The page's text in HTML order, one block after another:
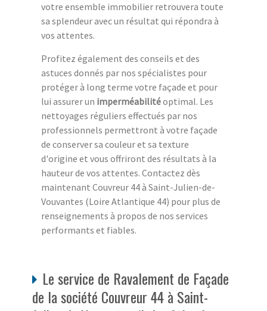
votre ensemble immobilier retrouvera toute
sa splendeur avec un résultat qui répondra à
vos attentes.
Profitez également des conseils et des
astuces donnés par nos spécialistes pour
protéger à long terme votre façade et pour
lui assurer un imperméabilitéoptimal. Les
nettoyages réguliers effectués par nos
professionnels permettront à votre façade
de conserver sa couleur et sa texture
d'origine et vous offriront des résultats à la
hauteur de vos attentes. Contactez dès
maintenant Couvreur 44 à Saint-Julien-de-
Vouvantes (Loire Atlantique 44) pour plus de
renseignements à propos de nos services
performants et fiables.
Le service de Ravalement de Façade
de la société Couvreur 44 à Saint-